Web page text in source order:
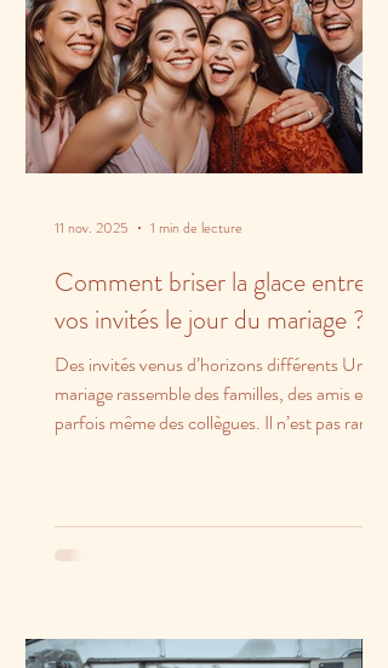
Comment briser la glace entre
vos invités le jour du mariage ?
Des invités venus d’horizons différents Un
mariage rassemble des familles, des amis et
parfois même des collègues. Il n’est pas rare
11 nov. 2025 1 min de lecture